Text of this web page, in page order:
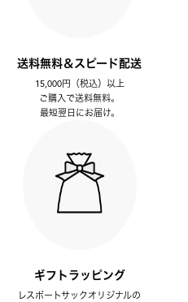
送料無料＆スピード配送
15,000円（税込）以上
ご購入で送料無料。
最短翌日にお届け。
ギフトラッピング
レスポートサックオリジナルの